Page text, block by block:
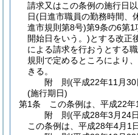
請求又はこの条例の施行日
日(日進市職員の勤務時間、
進市規則第8号)第9条の6第1
開始日をいう。)とする改正
による請求を行おうとする
規則で定めるところにより
きる。
附 則(平成22年11月30
(施行期日)
第1条
この条例は、平成22年
附 則(平成28年3月24
この条例は、平成28年4月1